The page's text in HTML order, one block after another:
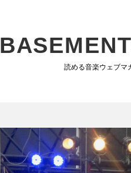
読める音楽ウェブマ